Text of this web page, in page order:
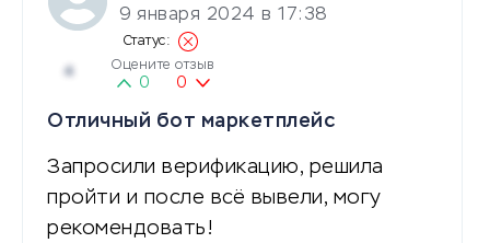
9 января 2024 в 17:38
Оцените отзыв
0 0
Отличный бот маркетплейс
Запросили верификацию, решила
пройти и после всё вывели, могу
рекомендовать!